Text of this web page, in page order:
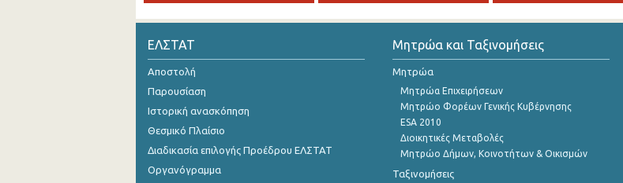
ΕΛΣΤΑΤ
Αποστολή
Παρουσίαση
Ιστορική ανασκόπηση
Θεσμικό Πλαίσιο
Διαδικασία επιλογής Προέδρου ΕΛΣΤΑΤ
Οργανόγραμμα
Μητρώα και Ταξινομήσεις
Μητρώα
Μητρώα Επιχειρήσεων
Μητρώο Φορέων Γενικής Κυβέρνησης
ESA 2010
Διοικητικές Μεταβολές
Μητρώο Δήμων, Κοινοτήτων & Οικισμών
Ταξινομήσεις